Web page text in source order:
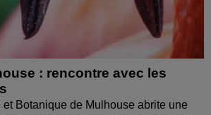
: rencontre avec les
Botanique de Mulhouse abrite une